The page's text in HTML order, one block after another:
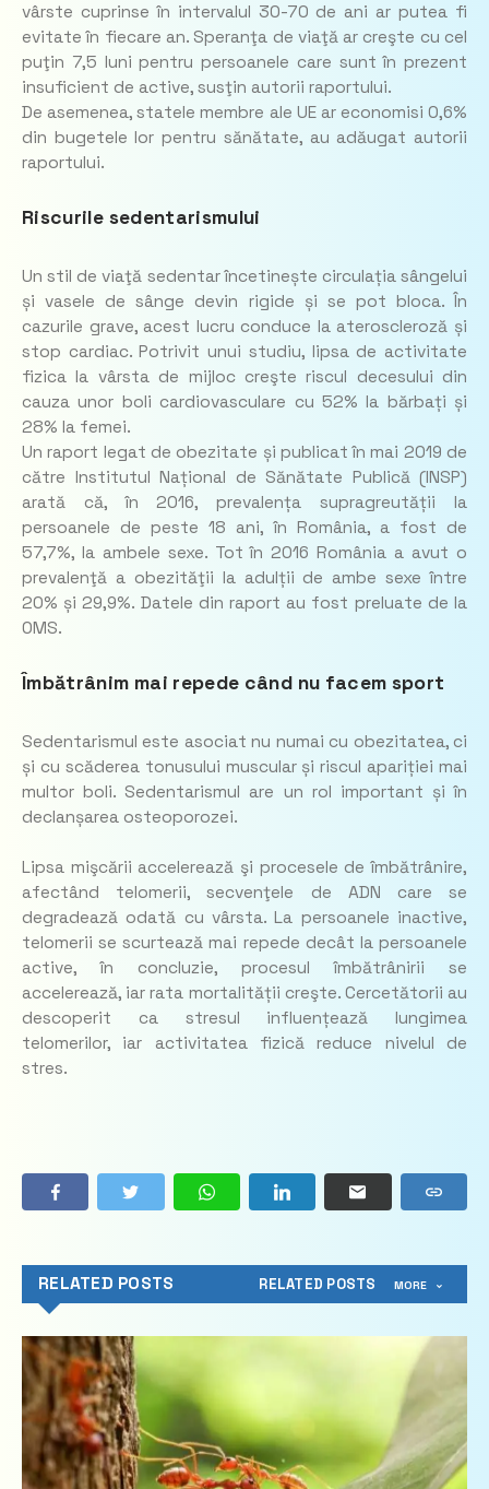
vârste cuprinse în intervalul 30-70 de ani ar putea fi
evitate în fiecare an. Speranţa de viaţă ar creşte cu cel
puţin 7,5 luni pentru persoanele care sunt în prezent
insuficient de active, susţin autorii raportului.
De asemenea, statele membre ale UE ar economisi 0,6%
din bugetele lor pentru sănătate, au adăugat autorii
raportului.
Riscurile sedentarismului
Un stil de viaţă sedentar încetinește circulația sângelui
și vasele de sânge devin rigide și se pot bloca. În
cazurile grave, acest lucru conduce la ateroscleroză și
stop cardiac. Potrivit unui studiu, lipsa de activitate
fizica la vârsta de mijloc creşte riscul decesului din
cauza unor boli cardiovasculare cu 52% la bărbați și
28% la femei.
Un raport legat de obezitate și publicat în mai 2019 de
către Institutul Național de Sănătate Publică (INSP)
arată că, în 2016, prevalența supragreutății la
persoanele de peste 18 ani, în România, a fost de
57,7%, la ambele sexe. Tot în 2016 România a avut o
prevalenţă a obezităţii la adulții de ambe sexe între
20% și 29,9%. Datele din raport au fost preluate de la
OMS.
Îmbătrânim mai repede când nu facem sport
Sedentarismul este asociat nu numai cu obezitatea, ci
și cu scăderea tonusului muscular și riscul apariției mai
multor boli. Sedentarismul are un rol important și în
declanșarea osteoporozei.
Lipsa mişcării accelerează şi procesele de îmbătrânire,
afectând telomerii, secvenţele de ADN care se
degradează odată cu vârsta. La persoanele inactive,
telomerii se scurtează mai repede decât la persoanele
active, în concluzie, procesul îmbătrânirii se
accelerează, iar rata mortalității creşte. Cercetătorii au
descoperit ca stresul influențează lungimea
telomerilor, iar activitatea fizică reduce nivelul de
stres.
RELATED POSTS RELATED POSTS MORE